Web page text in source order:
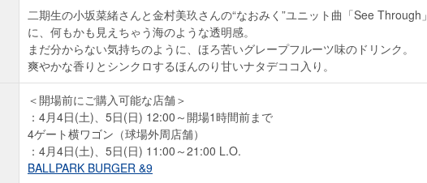
二期生の小坂菜緒さんと金村美玖さんの“なおみく”ユニット曲「See Through
に、何もかも見えちゃう海のような透明感。
まだ分からない気持ちのように、ほろ苦いグレープフルーツ味のドリンク。
爽やかな香りとシンクロするほんのり甘いナタデココ入り。
＜開場前にご購入可能な店舗＞
：4月4日(土)、5日(日) 12:00～開場1時間前まで
4ゲート横ワゴン（球場外周店舗）
：4月4日(土)、5日(日) 11:00～21:00 L.O.
BALLPARK BURGER &9